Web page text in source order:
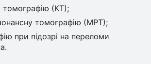
томографію (КТ);
томографію (МРТ);
при підозрі на переломи